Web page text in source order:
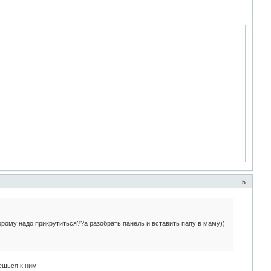
5
надо прикрутиться??а разобрать панель и вставить папу в маму))
к ним.